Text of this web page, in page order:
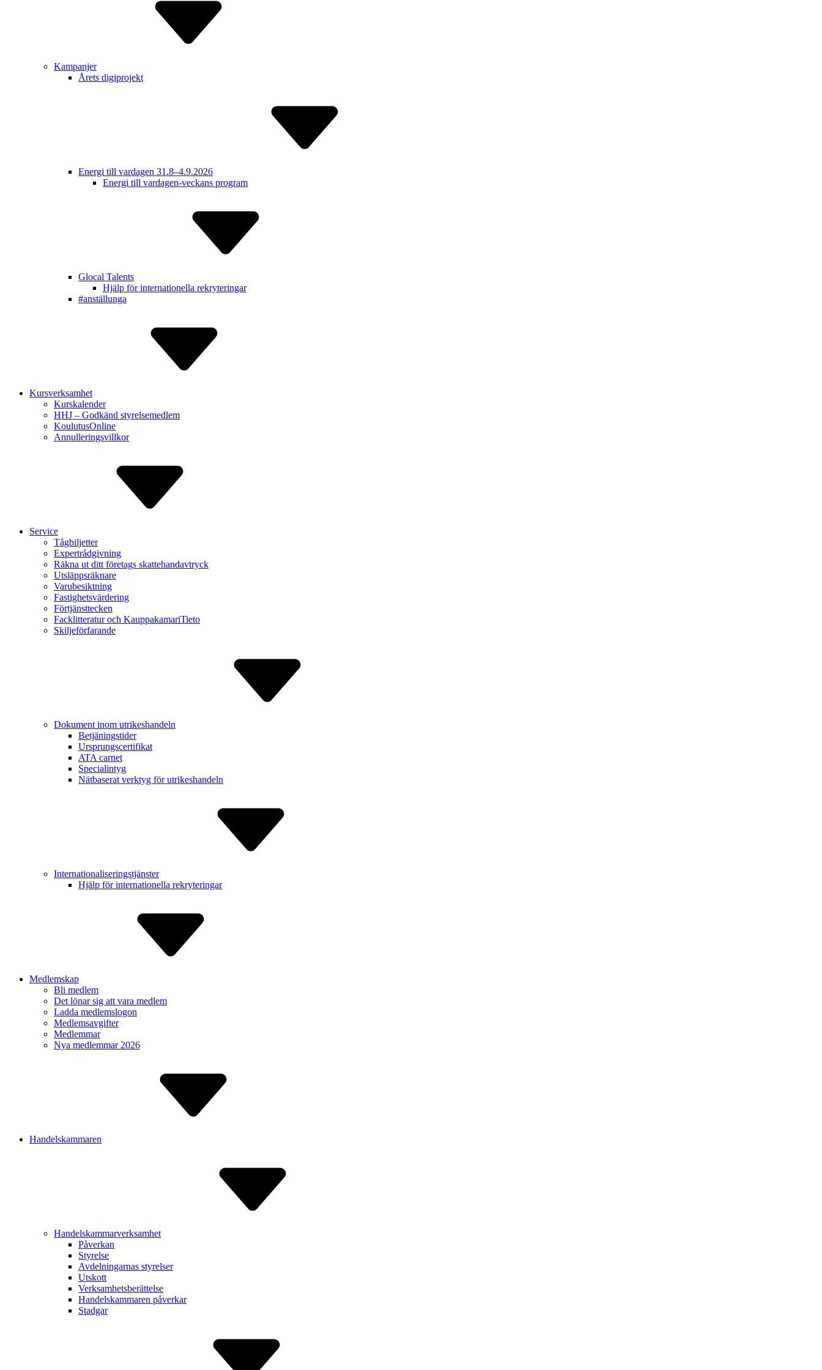
Kampanjer
Årets digiprojekt
Energi till vardagen 31.8–4.9.2026
Energi till vardagen-veckans program
Glocal Talents
Hjälp för inter­nationella rekry­teringar
#anställunga
Kursverksamhet
Kurskalender
HHJ – Godkänd styrelse­medlem
Koulutus­Online
Annulle­ringsvillkor
Service
Tågbiljetter
Expert­rådgivning
Räkna ut ditt företags skatte­handavtryck
Utsläppsräknare
Varu­besiktning
Fastighets­värdering
Förtjänst­tecken
Facklitte­ratur och Kauppa­kamariTieto
Skiljeför­farande
Dokument inom utrikes­handeln
Betjäning­stider
Ursprungs­certifikat
ATA carnet
Specialintyg
Nätbaserat verktyg för utrikes­handeln
Internatio­naliserings­tjänster
Hjälp för inter­nationella rekry­teringar
Medlemskap
Bli medlem
Det lönar sig att vara medlem
Ladda medlem­slogon
Medlems­avgifter
Medlemmar
Nya medlemmar 2026
Handelskammaren
Handelskammarverksamhet
Påverkan
Styrelse
Avdelnin­garnas styrelser
Utskott
Verksam­hetsberätt­else
Handels­kammaren påverkar
Stadgar